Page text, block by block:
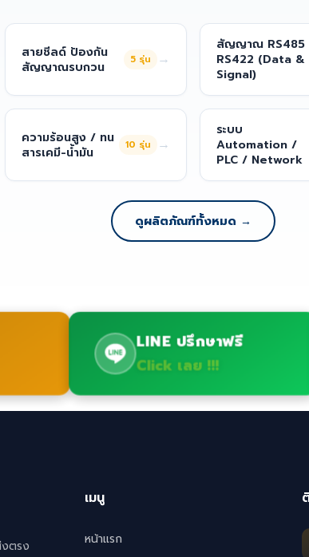
สายชีลด์ ป้องกัน
สัญญาณรบกวน
5 รุ่น →
สัญญาณ
RS422 (Data &
Signal)
ความร้อนสูง / ทน
สารเคมี-น้ำมัน
10 รุ่น →
ระบบ
Automation /
PLC / Network
ดูผลิตภัณฑ์ทั้งหมด →
LINE ปรึกษาฟรี
Click เลย !!!
ตรง
เมนู
หน้าแรก